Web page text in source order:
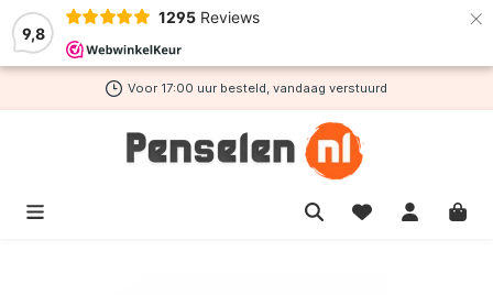
9,8
1295 Reviews ×
hoofdinhoud
Voor 17:00 uur besteld, vandaag verstuurd